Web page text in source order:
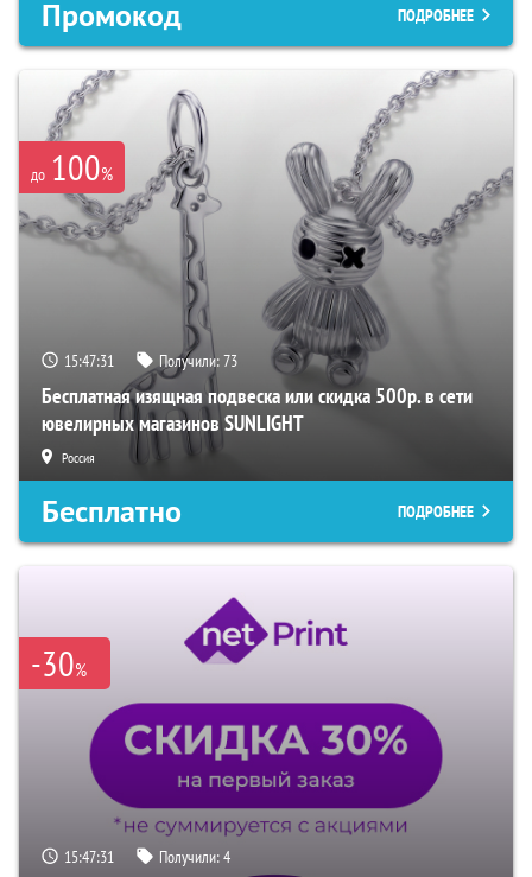
Промокод ПОДРОБНЕЕ
до 100%
15:47:30 Получили:73
Бесплатная изящная подвеска или скидка 500р. в сети
ювелирных магазинов SUNLIGHT
Россия
Бесплатно ПОДРОБНЕЕ
-30%
15:47:30 Получили:4